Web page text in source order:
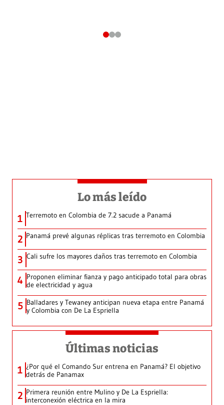
Lo más leído
1 Terremoto en Colombia de 7.2 sacude a Panamá
2 Panamá prevé algunas réplicas tras terremoto en Colombia
3 Cali sufre los mayores daños tras terremoto en Colombia
4 Proponen eliminar fianza y pago anticipado total para obras
de electricidad y agua
5 Balladares y Tewaney anticipan nueva etapa entre Panamá
y Colombia con De La Espriella
Últimas noticias
1 ¿Por qué el Comando Sur entrena en Panamá? El objetivo
detrás de Panamax
2 Primera reunión entre Mulino y De La Espriella:
interconexión eléctrica en la mira